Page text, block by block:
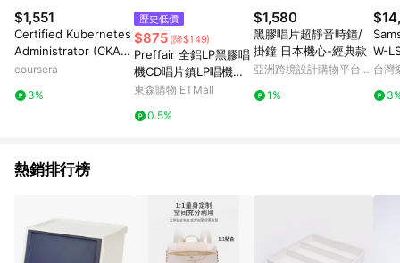
限」)，以同一訂單中同一商品不論件數計算，並依訂單成立時間
當下LINE購物所設定的回饋機制為準。 《8》LINE購物為購物資
訊整合性平台，商品資料更新會有時間差，如顯示之商品規格、
顏色、價位、贈品與PChome 24h購物銷售網頁不符，以銷售網
頁標示為準！
$1,551
Certified Kubernetes
Administrator (CKA):
Unit 3
coursera
3%
歷史低價
$875 (降$149)
Preffair 全鋁LP黑膠唱
機CD唱片鎮LP唱機專
用碟壓鎮120g 減震碟
東森購物 ETMall
0.5%
$1,580
黑膠唱片超靜音時鐘/
掛鐘 日本機心-經典款
亞洲跨境設計購物平台
1%
W-
台灣
熱銷排行榜